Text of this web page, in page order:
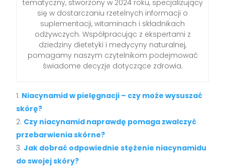
tematyczny, stworzony w 2024 roku, specjalizujący
się w dostarczaniu rzetelnych informacji o
suplementacji, witaminach i składnikach
odżywczych. Współpracując z ekspertami z
dziedziny dietetyki i medycyny naturalnej,
pomagamy naszym czytelnikom podejmować
świadome decyzje dotyczące zdrowia.
Niacynamid w pielęgnacji – czy może wysuszać
skórę?
Czy niacynamid naprawdę pomaga zwalczyć
przebarwienia skórne?
Jak dobrać odpowiednie stężenie niacynamidu
do swojej skóry?